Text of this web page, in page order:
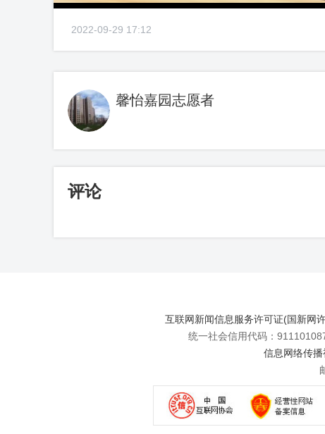
2022-09-29 17:12
馨怡嘉园志愿者
评论
互联网新闻信息服务许可证(国新网
统一社会信用代码：
信息网络传